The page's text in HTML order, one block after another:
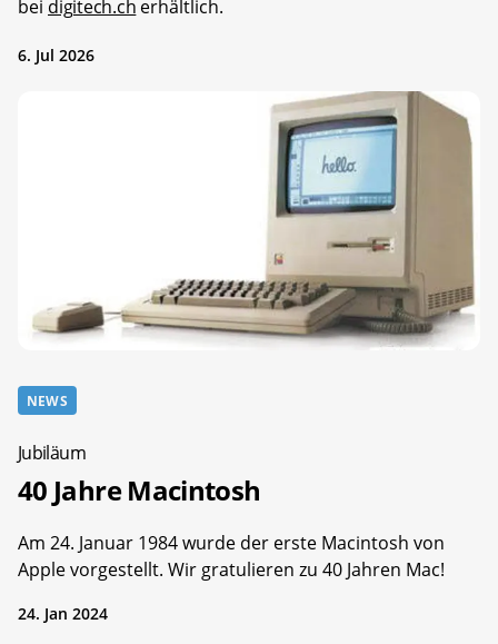
bei digitech.ch erhältlich.
6. Jul 2026
NEWS
Jubiläum
40 Jahre Macintosh
Am 24. Januar 1984 wurde der erste Macintosh von
Apple vorgestellt. Wir gratulieren zu 40 Jahren Mac!
24. Jan 2024